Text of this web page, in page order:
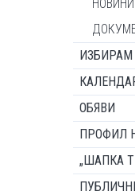
ИЗБИРАМ
ОБЯВИ
ПРОФИЛ
„ШАПКА